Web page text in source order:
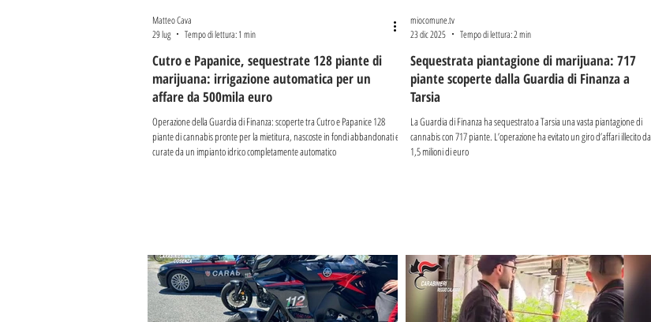
Cutro e Papanice, sequestrate 128 piante di
marijuana: irrigazione automatica per un
affare da 500mila euro
Operazione della Guardia di Finanza: scoperte tra Cutro e Papanice 128
piante di cannabis pronte per la mietitura, nascoste in fondi abbandonati e
curate da un impianto idrico completamente automatico
Matteo Cava
29 lug
Tempo di lettura: 1 min
Sequestrata piantagione di marijuana: 717
piante scoperte dalla Guardia di Finanza a
Tarsia
La Guardia di Finanza ha sequestrato a Tarsia una vasta piantagione di
cannabis con 717 piante. L’operazione ha evitato un giro d’affari illecito da
1,5 milioni di euro
miocomune.tv
23 dic 2025
Tempo di lettura: 2 min